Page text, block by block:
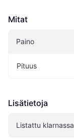
Mitat
Paino
Pituus
Lisätietoja
Listattu klarnassa